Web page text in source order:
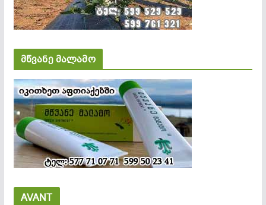
მწვანე მალამო
AVANT